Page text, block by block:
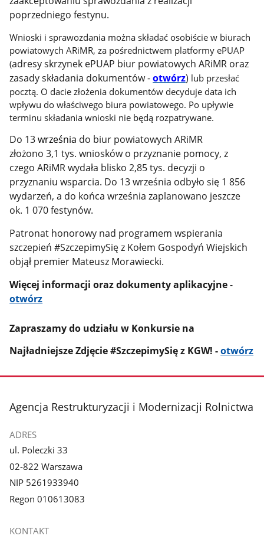
poprzedniego festynu.
Wnioski i sprawozdania można składać osobiście w biurach
powiatowych ARiMR, za pośrednictwem platformy ePUAP
(adresy skrzynek ePUAP biur powiatowych ARiMR oraz
zasady składania dokumentów -otwórz) lub przesłać
pocztą. O dacie złożenia dokumentów decyduje data ich
wpływu do właściwego biura powiatowego. Po upływie
terminu składania wnioski nie będą rozpatrywane.
Do 13września do biur powiatowych ARiMR
złożono 3,1 tys. wniosków o przyznanie pomocy, z
czego ARiMR wydała blisko 2,85 tys. decyzji o
przyznaniu wsparcia. Do 13 września odbyło się 1 856
wydarzeń, a do końca września zaplanowano jeszcze
ok. 1 070 festynów.
Patronat honorowy nad programem wspierania
szczepień #SzczepimySię z Kołem Gospodyń Wiejskich
objął premier Mateusz Morawiecki.
Więcej informacji oraz dokumenty aplikacyjne-
otwórz
Zapraszamy do udziału w Konkursie na
Najładniejsze Zdjęcie #SzczepimySię z KGW! -otwórz
stopka
Agencja Restrukturyzacji i Modernizacji Rolnictwa
ADRES
ul. Poleczki 33
02-822 Warszawa
NIP 5261933940
Regon 010613083
KONTAKT